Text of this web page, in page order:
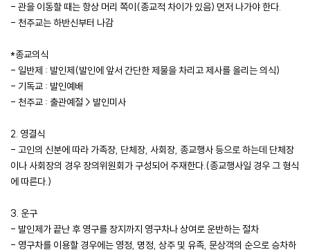
- 관을 이동할 때는 항상 머리 쪽이(종교적 차이가 있음) 먼저 나가야 한다.
- 천주교는 하반신부터 나감
*종교의식
- 일반제 : 발인제(발인에 앞서 간단한 제물을 차리고 제사를 올리는 의식)
- 기독교 : 발인예배
- 천주교 : 출관예절 > 발인미사
2. 영결식
- 고인의 신분에 따라 가족장, 단체장, 사회장, 종교행사 등으로 하는데 단체장
이나 사회장의 경우 장의위원회가 구성되어 주재한다.(종교행사일 경우 그 형식
에 따른다.)
3. 운구
- 발인제가 끝난 후 영구를 장지까지 영구차나 상여로 운반하는 절차
- 영구차를 이용할 경우에는 영정, 명정, 상주 및 유족, 문상객의 순으로 승차하